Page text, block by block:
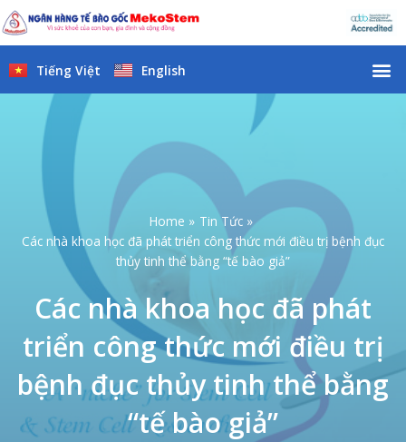
Skip
to
content
Tiếng Việt English
Home
Tin Tức
Các nhà khoa học đã phát triển công thức mới điều trị bệnh đục
thủy tinh thể bằng “tế bào giả”
Các nhà khoa học đã phát
triển công thức mới điều trị
bệnh đục thủy tinh thể bằng
“tế bào giả”